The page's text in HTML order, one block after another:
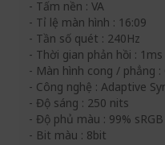
- Tấm nền : VA
- Tỉ lệ màn hình : 16:09
- Tần số quét : 240Hz
- Thời gian phản hồi : 1ms
- Màn hình cong / phẳng :
- Công nghệ : Adaptive
- Độ sáng : 250 nits
- Độ phủ màu : 99% sRGB
- Bit màu : 8bit